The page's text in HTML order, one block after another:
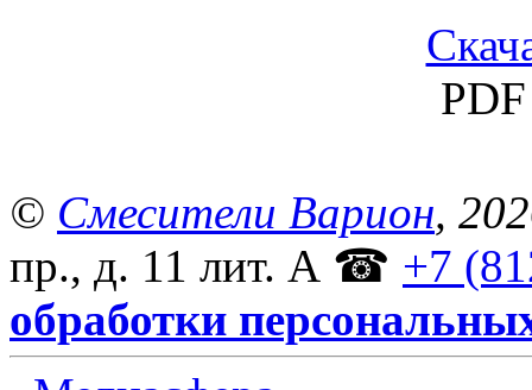
© Смесители Варион,
пр., д. 11 лит. А ☎ +7
обработки